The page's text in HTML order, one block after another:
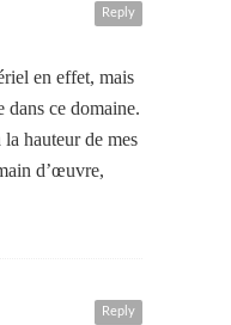
Reply
en effet, mais
dans ce domaine.
la hauteur de mes
d’œuvre,
Reply